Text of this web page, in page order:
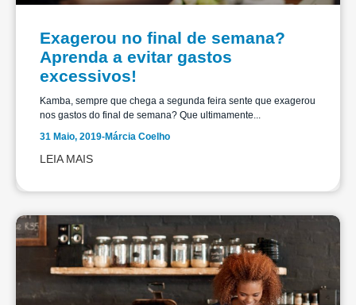
Exagerou no final de semana?
Aprenda a evitar gastos
excessivos!
Kamba, sempre que chega a segunda feira sente que exagerou
nos gastos do final de semana? Que ultimamente...
31 Maio, 2019-Márcia Coelho
LEIA MAIS